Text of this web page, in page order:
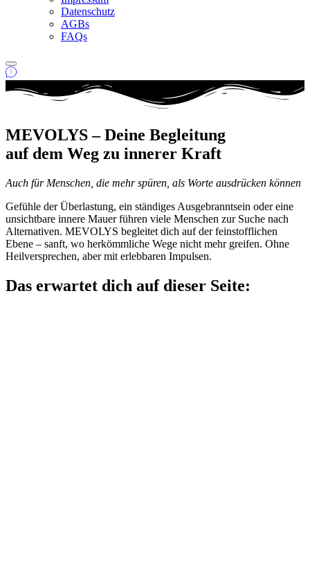
Datenschutz
AGBs
FAQs
MEVOLYS – Deine Begleitung
auf dem Weg zu innerer Kraft
Auch für Menschen, die mehr spüren, als Worte ausdrücken können
Gefühle der Überlastung, ein ständiges Ausgebranntsein oder eine
unsichtbare innere Mauer führen viele Menschen zur Suche nach
Alternativen. MEVOLYS begleitet dich auf der feinstofflichen
Ebene – sanft, wo herkömmliche Wege nicht mehr greifen. Ohne
Heilversprechen, aber mit erlebbaren Impulsen.
Das erwartet dich auf dieser Seite: